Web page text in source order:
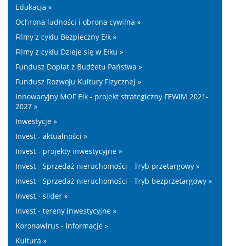
Edukacja »
Ochrona ludności i obrona cywilna »
Filmy z cyklu Bezpieczny Ełk »
Filmy z cyklu Dzieje się w Ełku »
Fundusz Dopłat z Budżetu Państwa »
Fundusz Rozwoju Kultury Fizycznej »
Innowacyjny MOF Ełk - projekt strategiczny FEWiM 2021-
2027 »
Inwestycje »
Invest - aktualności »
Invest - projekty inwestycyjne »
Invest - Sprzedaż nieruchomości - Tryb przetargowy »
Invest - Sprzedaż nieruchomości - Tryb bezprzetargowy »
Invest - slider »
Invest - tereny inwestycyjne »
Koronawirus - informacje »
Kultura »